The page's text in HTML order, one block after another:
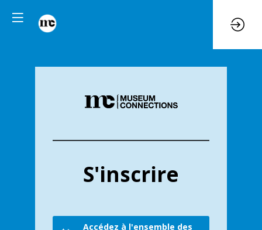
S'inscrire
Accédez à l'ensemble des